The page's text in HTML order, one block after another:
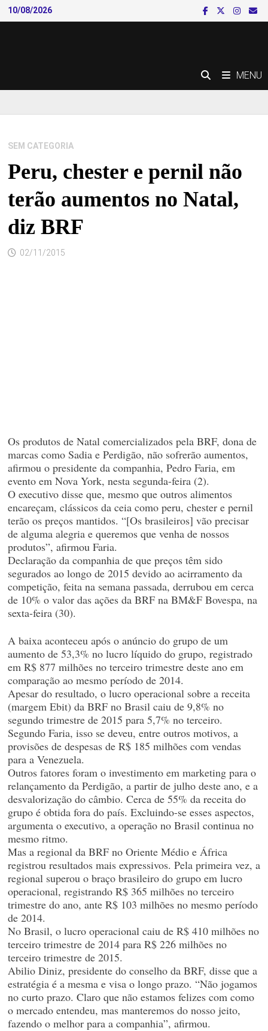
Skip
to
10/08/2026
MENU
SEM CATEGORIA
Peru, chester e pernil não
terão aumentos no Natal,
diz BRF
02/11/2015
Os produtos de Natal comercializados pela BRF, dona de
marcas como Sadia e Perdigão, não sofrerão aumentos,
afirmou o presidente da companhia, Pedro Faria, em
evento em Nova York, nesta segunda-feira (2).
O executivo disse que, mesmo que outros alimentos
encareçam, clássicos da ceia como peru, chester e pernil
terão os preços mantidos. “[Os brasileiros] vão precisar
de alguma alegria e queremos que venha de nossos
produtos”, afirmou Faria.
Declaração da companhia de que preços têm sido
segurados ao longo de 2015 devido ao acirramento da
competição, feita na semana passada, derrubou em cerca
de 10% o valor das ações da BRF na BM&F Bovespa, na
sexta-feira (30).
A baixa aconteceu após o anúncio do grupo de um
aumento de 53,3% no lucro líquido do grupo, registrado
em R$ 877 milhões no terceiro trimestre deste ano em
comparação ao mesmo período de 2014.
Apesar do resultado, o lucro operacional sobre a receita
(margem Ebit) da BRF no Brasil caiu de 9,8% no
segundo trimestre de 2015 para 5,7% no terceiro.
Segundo Faria, isso se deveu, entre outros motivos, a
provisões de despesas de R$ 185 milhões com vendas
para a Venezuela.
Outros fatores foram o investimento em marketing para o
relançamento da Perdigão, a partir de julho deste ano, e a
desvalorização do câmbio. Cerca de 55% da receita do
grupo é obtida fora do país. Excluindo-se esses aspectos,
argumenta o executivo, a operação no Brasil continua no
mesmo ritmo.
Mas a regional da BRF no Oriente Médio e África
registrou resultados mais expressivos. Pela primeira vez, a
regional superou o braço brasileiro do grupo em lucro
operacional, registrando R$ 365 milhões no terceiro
trimestre do ano, ante R$ 103 milhões no mesmo período
de 2014.
No Brasil, o lucro operacional caiu de R$ 410 milhões no
terceiro trimestre de 2014 para R$ 226 milhões no
terceiro trimestre de 2015.
Abilio Diniz, presidente do conselho da BRF, disse que a
estratégia é a mesma e visa o longo prazo. “Não jogamos
no curto prazo. Claro que não estamos felizes com como
o mercado entendeu, mas manteremos do nosso jeito,
fazendo o melhor para a companhia”, afirmou.